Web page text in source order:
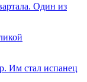
Один из
Им стал испанец